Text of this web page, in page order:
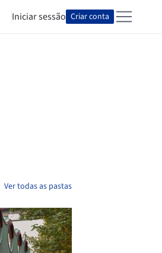
Iniciar sessão Criar conta
Ver todas as pastas